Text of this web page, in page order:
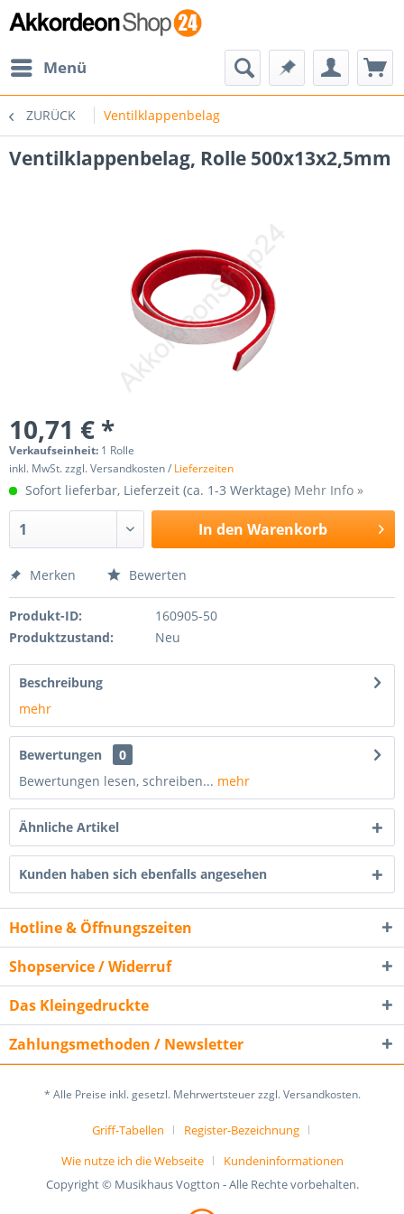
Menü
ZURÜCK Ventilklappenbelag
Ventilklappenbelag, Rolle 500x13x2,5mm
10,71 € *
Verkaufseinheit: 1 Rolle
inkl. MwSt. zzgl. Versandkosten / Lieferzeiten
Sofort lieferbar, Lieferzeit (ca. 1-3 Werktage) Mehr Info »
In den Warenkorb
Merken Bewerten
Produkt-ID:
160905-50
Produktzustand:
Neu
Beschreibung
mehr
Bewertungen
0
Bewertungen lesen, schreiben... mehr
Ähnliche Artikel
Kunden haben sich ebenfalls angesehen
Hotline & Öffnungszeiten
Shopservice / Widerruf
Das Kleingedruckte
Zahlungsmethoden / Newsletter
* Alle Preise inkl. gesetzl. Mehrwertsteuer zzgl. Versandkosten.
Griff-Tabellen
Register-Bezeichnung
Wie nutze ich die Webseite
Kundeninformationen
Copyright © Musikhaus Vogtton - Alle Rechte vorbehalten.